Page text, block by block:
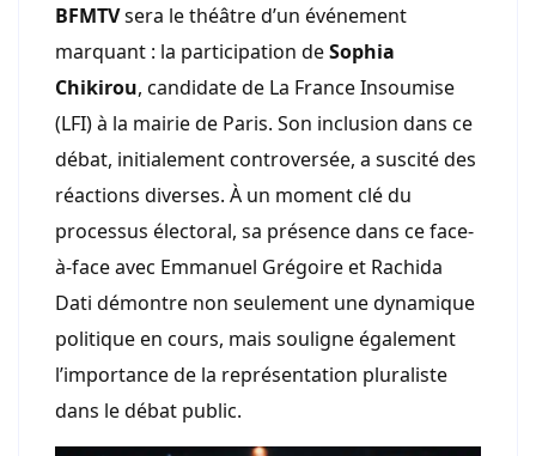
BFMTVsera le théâtre d’un événement
marquant : la participation deSophia
Chikirou, candidate de La France Insoumise
(LFI) à la mairie de Paris. Son inclusion dans ce
débat, initialement controversée, a suscité des
réactions diverses. À un moment clé du
processus électoral, sa présence dans ce face-
à-face avec Emmanuel Grégoire et Rachida
Dati démontre non seulement une dynamique
politique en cours, mais souligne également
l’importance de la représentation pluraliste
dans le débat public.